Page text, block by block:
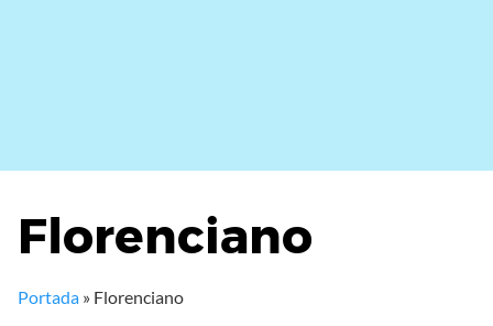
Florenciano
Portada » Florenciano